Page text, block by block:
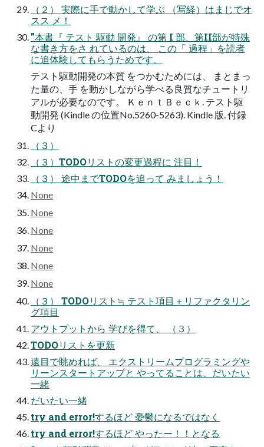
（２） 実際に手で動かして学ぶ （写経）はまじでオ
スス メ！
”本書『 テスト 駆動 開発』 の第 I 部、第II部が特殊
な書き方をさ れているのは、 この「 過程」を読者
に追体験してもらうためです。
テスト駆動開発の本質 をつかむためには、 まとまっ
た量の、手 を動かしながら学べる良質なチュートリ
アルが必要なのです。 ＫｅｎｔＢｅｃｋ. テスト駆
動開発 (Kindle の位置No.5260-5263). Kindle 版. 付録
Cより
（３）
（３）TODOリストの変更過程に 注目！
（３） 途中までTODOを追って みましょう！
None
None
None
None
None
None
（３） TODOリスト≒ テスト項目＋リファクタリン
グ項目
アウトプットから 学びを得て、 （３）
TODOリストを更新
遠目で眺めれば、 エクストリームプログラミングや
リーンスタートアップと やってることは、だいたい
一緒
だいたい一緒
try and error!するほど 憂鬱になるではなく
try and error!するほど やったー！！となる